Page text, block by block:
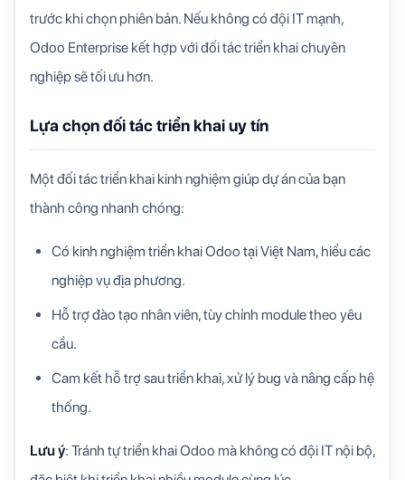
trước khi chọn phiên bản. Nếu không có đội IT mạnh,
Odoo Enterprise kết hợp với đối tác triển khai chuyên
nghiệp sẽ tối ưu hơn.
Lựa chọn đối tác triển khai uy tín
Một đối tác triển khai kinh nghiệm giúp dự án của bạn
thành công nhanh chóng:
Có kinh nghiệm triển khai Odoo tại Việt Nam, hiểu các
nghiệp vụ địa phương.
Hỗ trợ đào tạo nhân viên, tùy chỉnh module theo yêu
cầu.
Cam kết hỗ trợ sau triển khai, xử lý bug và nâng cấp hệ
thống.
Lưu ý: Tránh tự triển khai Odoo mà không có đội IT nội bộ,